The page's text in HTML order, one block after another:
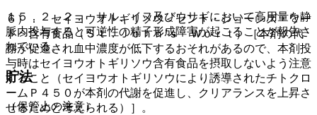
１５．２．２． サル、イヌ及びウサギにおいて高用量を静
脈内投与すると可逆性の精子形成障害が起こることが報告さ
れている。
貯法
（保管上の注意）
６）． セイヨウオトギリソウ＜セント・ジョーンズ・ワー
ト＞含有食品（Ｓｔ．Ｊｏｈｎ’ｓ Ｗｏｒｔ）［本剤の代
謝が促進され血中濃度が低下するおそれがあるので、本剤投
与時はセイヨウオトギリソウ含有食品を摂取しないよう注意
すること（セイヨウオトギリソウにより誘導されたチトクロ
ームＰ４５０が本剤の代謝を促進し、クリアランスを上昇さ
せるためと考えられる）］。